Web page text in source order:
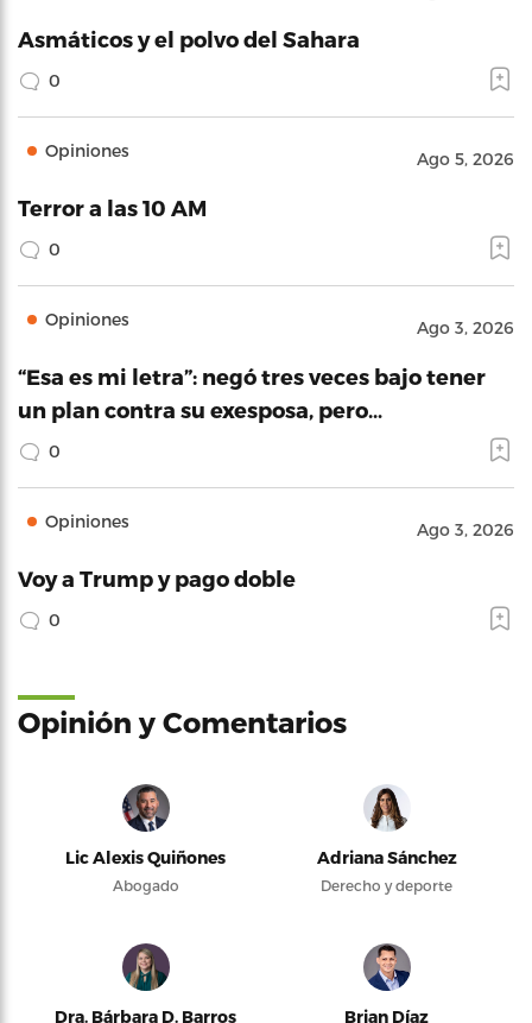
Asmáticos y el polvo del Sahara
0
Opiniones Ago 5, 2026
Terror a las 10 AM
0
Opiniones Ago 3, 2026
“Esa es mi letra”: negó tres veces bajo tener
un plan contra su exesposa, pero…
0
Opiniones Ago 3, 2026
Voy a Trump y pago doble
0
Opinión y Comentarios
Lic Alexis Quiñones
Abogado
Adriana Sánchez
Derecho y deporte
Dra. Bárbara D. Barros Brian Díaz